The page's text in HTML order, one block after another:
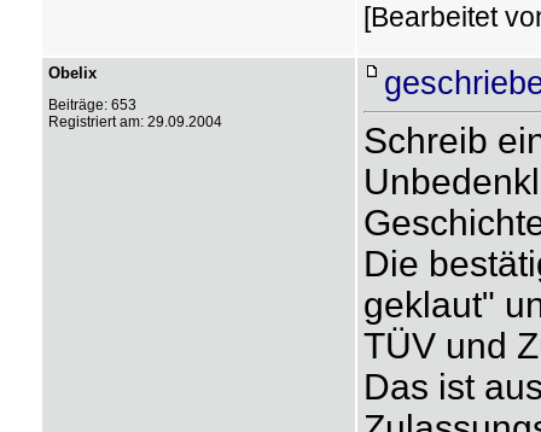
[Bearbeitet
Obelix
Beiträge: 653
Registriert am: 29.09.2004
Schreib
Die
geklaut"
TÜV und
Das ist